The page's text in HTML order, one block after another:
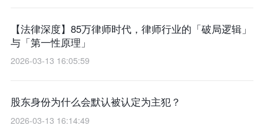
【法律深度】85万律师时代，律师行业的「破局逻辑」
与「第一性原理」
2026-03-13 16:05:59
股东身份为什么会默认被认定为主犯？
2026-03-13 16:14:49